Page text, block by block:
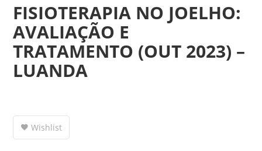
FISIOTERAPIA NO JOELHO:
AVALIAÇÃO E
TRATAMENTO (OUT 2023) –
LUANDA
Wishlist